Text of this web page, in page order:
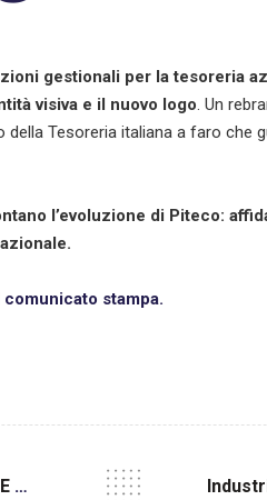
gestionali per la tesoreria
visiva e il nuovo logo . Un
Tesoreria italiana a faro che
l’evoluzione di Piteco:
comunicato stampa.
Piteco: Nuovo Logo E Nuova Identità Visual!